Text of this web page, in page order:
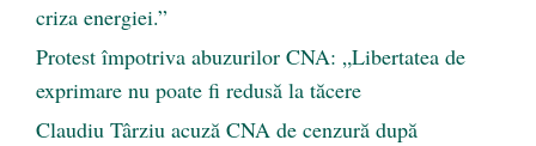
criza energiei.”
Protest împotriva abuzurilor CNA: „Libertatea de
exprimare nu poate fi redusă la tăcere
Claudiu Târziu acuză CNA de cenzură după